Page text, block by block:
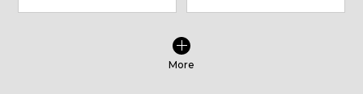
More